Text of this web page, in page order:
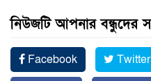
নিউজটি আপনার বন্ধুদের
Facebook Twitter